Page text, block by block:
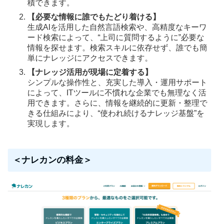
積できます。
【必要な情報に誰でもたどり着ける】
生成AIを活用した自然言語検索や、高精度なキーワ
ード検索によって、“上司に質問するように”必要な
情報を探せます。検索スキルに依存せず、誰でも簡
単にナレッジにアクセスできます。
【ナレッジ活用が現場に定着する】
シンプルな操作性と、充実した導入・運用サポート
によって、ITツールに不慣れな企業でも無理なく活
用できます。さらに、情報を継続的に更新・整理で
きる仕組みにより、“使われ続けるナレッジ基盤”を
実現します。
＜ナレカンの料金＞